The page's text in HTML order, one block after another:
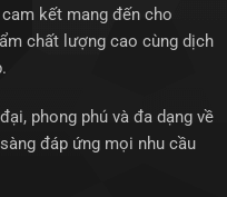
kết mang đến cho
chất lượng cao cùng dịch
phong phú và đa dạng về
đáp ứng mọi nhu cầu